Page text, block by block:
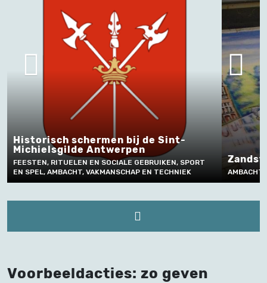
Historisch schermen bij de Sint-
Michielsgilde Antwerpen
FEESTEN, RITUELEN EN SOCIALE GEBRUIKEN, SPORT
EN SPEL, AMBACHT, VAKMANSCHAP EN TECHNIEK
AMBACHT,
Voorbeeldacties: zo geven